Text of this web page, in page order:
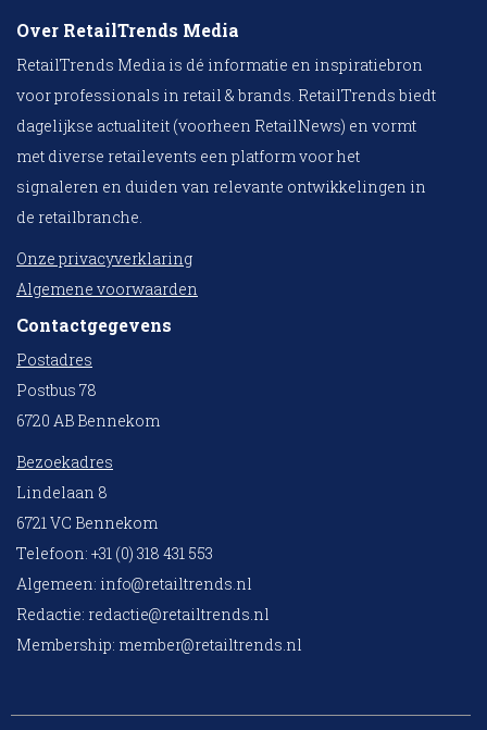
Over RetailTrends Media
RetailTrends Media is dé informatie en inspiratiebron
voor professionals in retail & brands. RetailTrends biedt
dagelijkse actualiteit (voorheen RetailNews) en vormt
met diverse retailevents een platform voor het
signaleren en duiden van relevante ontwikkelingen in
de retailbranche.
Onze privacyverklaring
Algemene voorwaarden
Contactgegevens
Postadres
Postbus 78
6720 AB Bennekom
Bezoekadres
Lindelaan 8
6721 VC Bennekom
Telefoon: +31 (0) 318 431 553
Algemeen: info@retailtrends.nl
Redactie: redactie@retailtrends.nl
Membership: member@retailtrends.nl